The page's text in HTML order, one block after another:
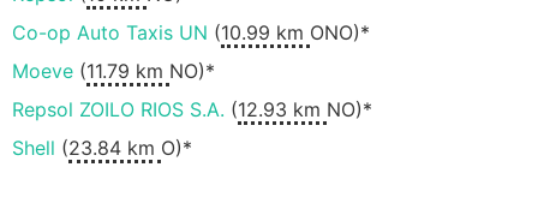
Co-op Auto Taxis UN (10.99 km ONO)*
Moeve (11.79 km NO)*
Repsol ZOILO RIOS S.A. (12.93 km NO)*
Shell (23.84 km O)*